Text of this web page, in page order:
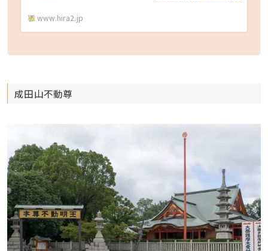
www.hira2.jp
成田山不動尊